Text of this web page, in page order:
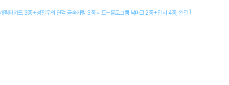
릭터카드 3종+성진우의 단검 금속키링 3종 세트+홀로그램 북마크 2종+엽서 4종 완결]